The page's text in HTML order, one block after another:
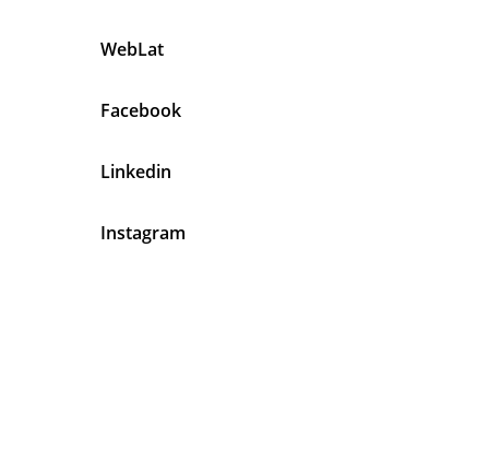
WebLat
Facebook
Linkedin
Instagram